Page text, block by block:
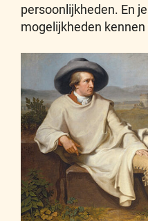
persoonlijkheden. En
mogelijkheden